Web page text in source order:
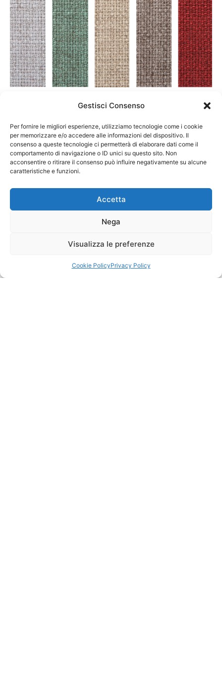
Gestisci Consenso
Per fornire le migliori esperienze, utilizziamo tecnologie come i cookie
per memorizzare e/o accedere alle informazioni del dispositivo. Il
consenso a queste tecnologie ci permetterà di elaborare dati come il
comportamento di navigazione o ID unici su questo sito. Non
acconsentire o ritirare il consenso può influire negativamente su alcune
caratteristiche e funzioni.
Accetta
Nega
Visualizza le preferenze
Cookie PolicyPrivacy Policy
I divani Nicoletti Home selezionati vestono due modelli in
tessuto 100% Trevira®:
Bel Air, lavorato su telai jacquard con fantasia daimier
tricolore,
e D’Este, nelle sue scelte cromatiche a tinta unita.
Entrambi appartengono alla collezione Passepartout.
Scarica il Campionario
Scarica